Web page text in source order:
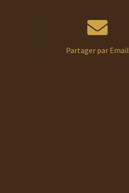
Partager par Email